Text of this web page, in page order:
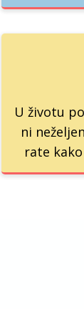
U životu
ni
rate